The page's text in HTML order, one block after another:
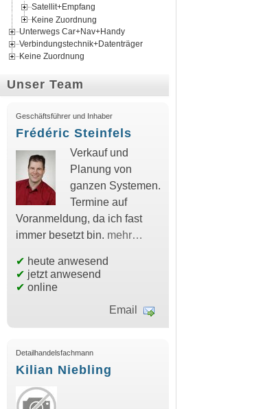
Satellit+Empfang
Keine Zuordnung
Unterwegs Car+Nav+Handy
Verbindungstechnik+Datenträger
Keine Zuordnung
Unser Team
Geschäftsführer und Inhaber
Frédéric Steinfels
Verkauf und
Planung von
ganzen Systemen.
Termine auf
Voranmeldung, da ich fast
immer besetzt bin. mehr…
✔ heute anwesend
✔ jetzt anwesend
✔ online
Email
Detailhandelsfachmann
Kilian Niebling